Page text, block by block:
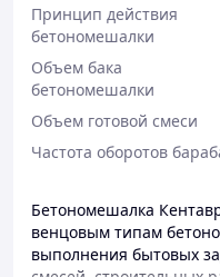
Принцип действия
бетономешалки
Объем бака
бетономешалки
Объем готовой смеси
Частота оборотов
Бетономешалка
венцовым типам
выполнения бытовых